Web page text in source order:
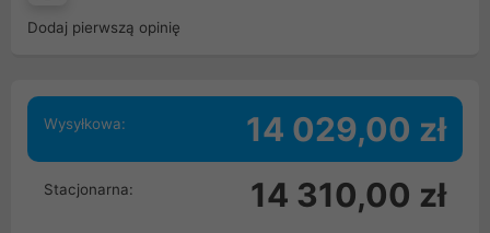
Dodaj pierwszą opinię
Wysyłkowa: 14 029,00 zł
Stacjonarna: 14 310,00 zł